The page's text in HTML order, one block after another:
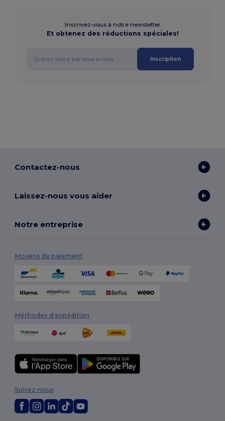
Inscrivez-vous à notre newsletter
Et obtenez des réductions spéciales!
Inscription
Contactez-nous
Laissez-nous vous aider
Notre entreprise
Moyens de paiement
Méthodes d'expédition
Suivez-nous